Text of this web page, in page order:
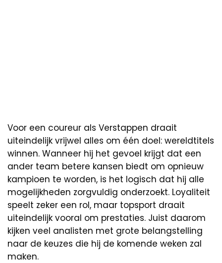
Voor een coureur als Verstappen draait
uiteindelijk vrijwel alles om één doel: wereldtitels
winnen. Wanneer hij het gevoel krijgt dat een
ander team betere kansen biedt om opnieuw
kampioen te worden, is het logisch dat hij alle
mogelijkheden zorgvuldig onderzoekt. Loyaliteit
speelt zeker een rol, maar topsport draait
uiteindelijk vooral om prestaties. Juist daarom
kijken veel analisten met grote belangstelling
naar de keuzes die hij de komende weken zal
maken.